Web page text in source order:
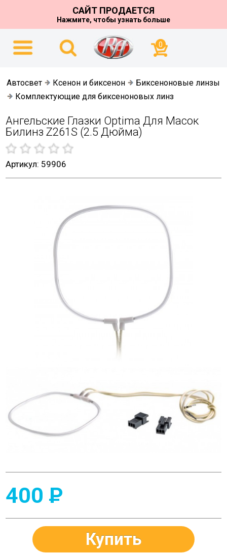
САЙТ ПРОДАЕТСЯ
Нажмите, чтобы узнать больше
0
Автосвет Ксенон и биксенон
Биксеноновые линзы
Комплектующие для биксеноновых линз
Ангельские Глазки Optima Для Масок
Билинз Z261S (2.5 Дюйма)
Артикул: 59906
400 P
Купить